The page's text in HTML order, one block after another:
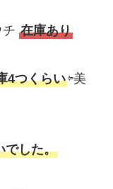
チ在庫あり
4つくらい⇦美
でした。